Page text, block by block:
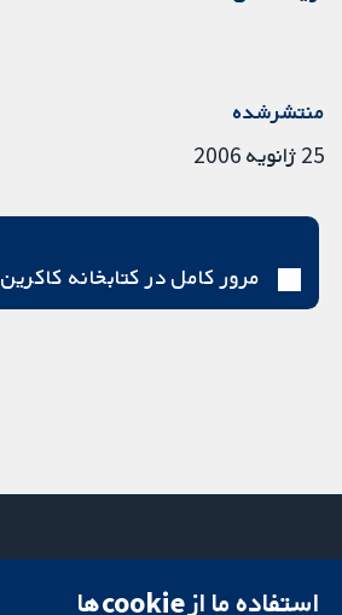
منتشرشده
25 ژانویه 2006
مرور کامل در کتابخانه کاکرین
میدان کاوندیش استفاده ما از cookie‌ها